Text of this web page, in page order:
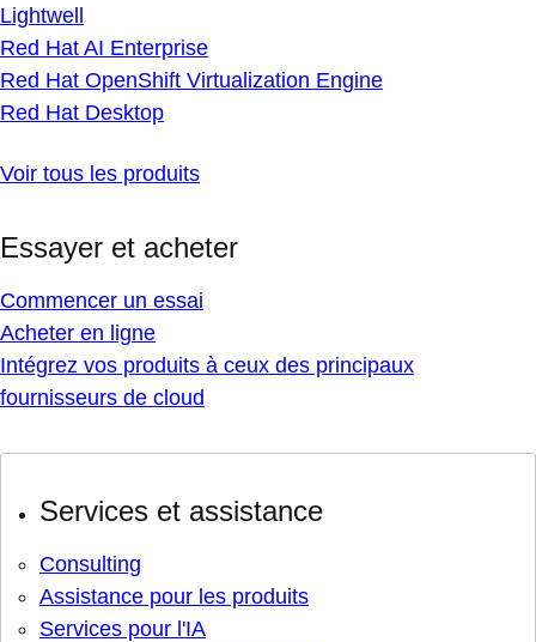
Lightwell
Red Hat AI Enterprise
Red Hat OpenShift Virtualization Engine
Red Hat Desktop
Voir tous les produits
Essayer et acheter
Commencer un essai
Acheter en ligne
Intégrez vos produits à ceux des principaux
fournisseurs de cloud
Services et assistance
Consulting
Assistance pour les produits
Services pour l'IA